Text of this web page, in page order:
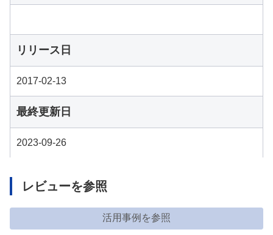
リリース日
2017-02-13
最終更新日
2023-09-26
レビューを参照
活用事例を参照